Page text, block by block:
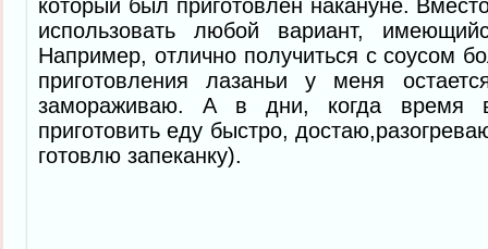
который был приготовлен накануне.
использовать любой вариант,
Например, отлично получиться с соусом
приготовления лазаньи у меня
замораживаю. А в дни, когда время
приготовить еду быстро,
готовлю запеканку).